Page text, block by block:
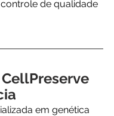
de qualidade
em genética